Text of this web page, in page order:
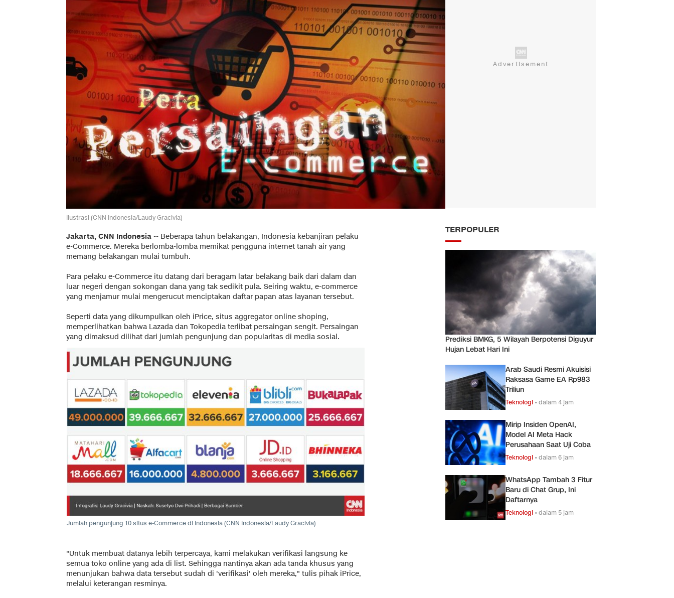
Ilustrasi (CNN Indonesia/Laudy Gracivia)
Jakarta, CNN Indonesia -- Beberapa tahun belakangan, Indonesia kebanjiran pelaku
e-Commerce. Mereka berlomba-lomba memikat pengguna internet tanah air yang
memang belakangan mulai tumbuh.
Para pelaku e-Commerce itu datang dari beragam latar belakang baik dari dalam dan
luar negeri dengan sokongan dana yang tak sedikit pula. Seiring waktu, e-commerce
yang menjamur mulai mengerucut menciptakan daftar papan atas layanan tersebut.
Seperti data yang dikumpulkan oleh iPrice, situs aggregator online shoping,
memperlihatkan bahwa Lazada dan Tokopedia terlibat persaingan sengit. Persaingan
yang dimaksud dilihat dari jumlah pengunjung dan popularitas di media sosial.
Jumlah pengunjung 10 situs e-Commerce di Indonesia (CNN Indonesia/Laudy Gracivia)
"Untuk membuat datanya lebih terpercaya, kami melakukan verifikasi langsung ke
semua toko online yang ada di list. Sehingga nantinya akan ada tanda khusus yang
menunjukan bahwa data tersebut sudah di 'verifikasi' oleh mereka," tulis pihak iPrice,
melalui keterangan resminya.
TERPOPULER
Prediksi BMKG, 5 Wilayah Berpotensi Diguyur
Hujan Lebat Hari Ini
Arab Saudi Resmi Akuisisi
Raksasa Game EA Rp983
Triliun
Teknologi •dalam 4 jam
Mirip Insiden OpenAI,
Model AI Meta Hack
Perusahaan Saat Uji Coba
Teknologi •dalam 6 jam
WhatsApp Tambah 3 Fitur
Baru di Chat Grup, Ini
Daftarnya
Teknologi •dalam 5 jam